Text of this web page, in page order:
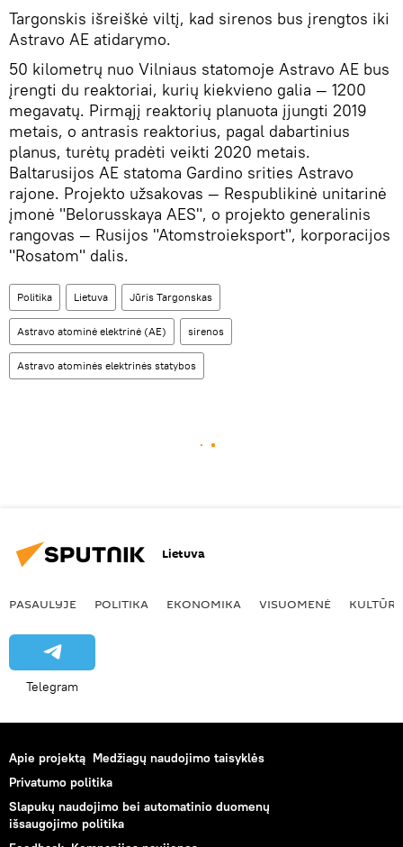
Targonskis išreiškė viltį, kad sirenos bus įrengtos iki
Astravo AE atidarymo.
50 kilometrų nuo Vilniaus statomoje Astravo AE bus
įrengti du reaktoriai, kurių kiekvieno galia — 1200
megavatų. Pirmąjį reaktorių planuota įjungti 2019
metais, o antrasis reaktorius, pagal dabartinius
planus, turėtų pradėti veikti 2020 metais.
Baltarusijos AE statoma Gardino srities Astravo
rajone. Projekto užsakovas — Respublikinė unitarinė
įmonė "Belorusskaya AES", o projekto generalinis
rangovas — Rusijos "Atomstroieksport", korporacijos
"Rosatom" dalis.
Politika Lietuva Jūris Targonskas
Astravo atominė elektrinė (AE) sirenos
Astravo atominės elektrinės statybos
Lietuva
PASAULYJE POLITIKA EKONOMIKA VISUOMENĖ KULTŪRA
Telegram
Apie projektą Medžiagų naudojimo taisyklės
Privatumo politika
Slapukų naudojimo bei automatinio duomenų
išsaugojimo politika